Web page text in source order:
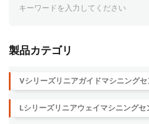
製品カテゴリ
Vシリーズリニアガイドマシニングセ
Lシリーズリニアウェイマシニングセ